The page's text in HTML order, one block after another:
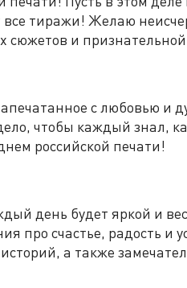
все тиражи! Желаю
сюжетов и
с любовью и
чтобы каждый знал,
российской печати!
день будет яркой и
про счастье, радость
а также